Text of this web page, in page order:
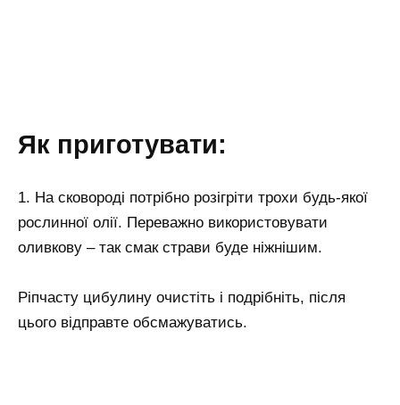
Як приготувати:
1. На сковороді потрібно розігріти трохи будь-якої
рослинної олії. Переважно використовувати
оливкову – так смак страви буде ніжнішим.
Ріпчасту цибулину очистіть і подрібніть, після
цього відправте обсмажуватись.